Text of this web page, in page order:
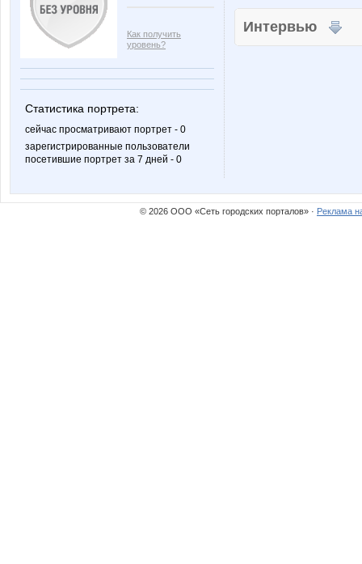
Как получить
уровень?
Статистика портрета:
сейчас просматривают портрет - 0
зарегистрированные пользователи
посетившие портрет за 7 дней - 0
Интервью
© 2026 ООО «Сеть городских порталов» · Реклама